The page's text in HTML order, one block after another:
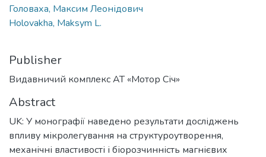
Головаха, Максим Леонідович
Holovakha, Maksym L.
Publisher
Видавничий комплекс АТ «Мотор Січ»
Abstract
UK: У монографії наведено результати досліджень
впливу мікролегування на структуроутворення,
механічні властивості і біорозчинність магнієвих